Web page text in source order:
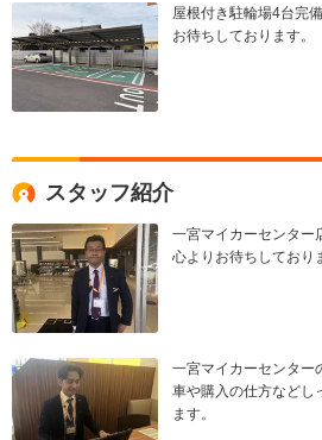
屋根付き駐輪場4台完
お待ちしております。
スタッフ紹介
一宮マイカーセンター
心よりお待ちしてお
一宮マイカーセンター
車や購入の仕方などし
ます。